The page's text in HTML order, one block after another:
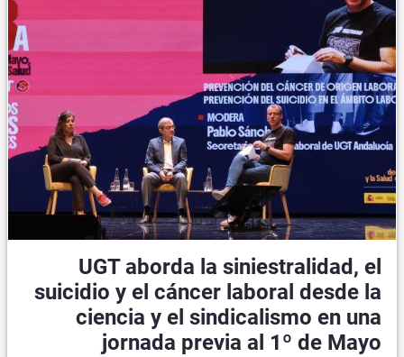
UGT aborda la siniestralidad, el
suicidio y el cáncer laboral desde la
ciencia y el sindicalismo en una
jornada previa al 1º de Mayo